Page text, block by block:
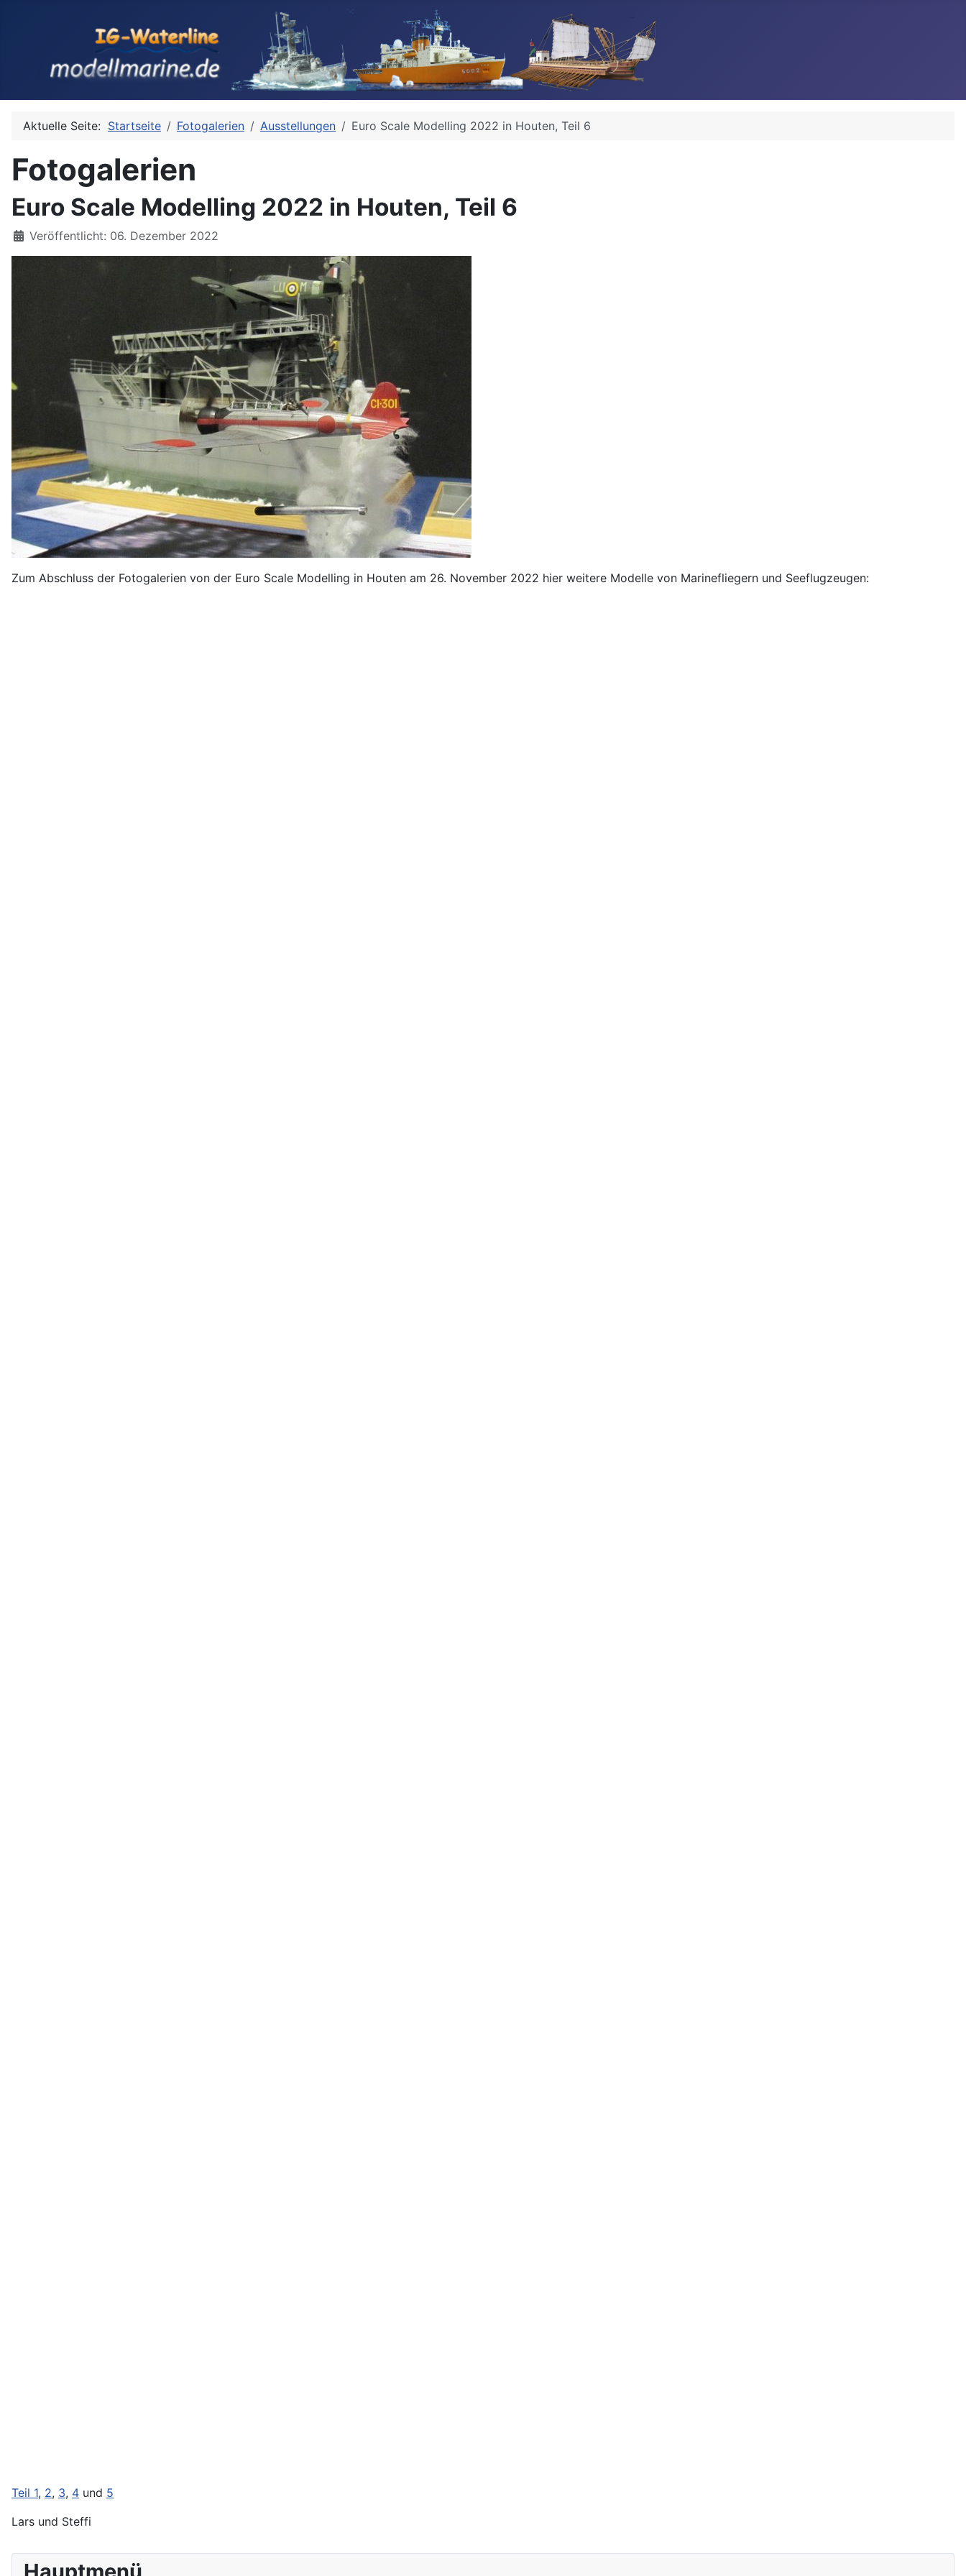
Hauptmenü
Aktuelle Seite: Startseite Fotogalerien Ausstellungen Euro Scale Modelling 2022 in Houten, Teil 6
Fotogalerien
Euro Scale Modelling 2022 in Houten, Teil 6
Details
Veröffentlicht: 06. Dezember 2022
Zum Abschluss der Fotogalerien von der Euro Scale Modelling in Houten am 26. November 2022 hier weitere Modelle von Marinefliegern und Seeflugzeugen:
Teil 1, 2, 3, 4 und 5
Lars und Steffi